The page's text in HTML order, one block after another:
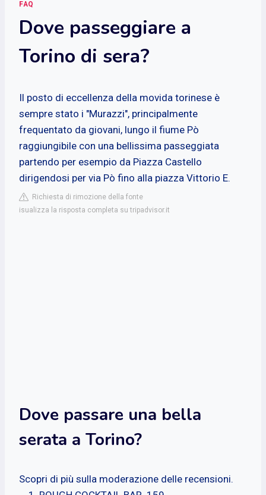
FAQ
Dove passeggiare a
Torino di sera?
Il posto di eccellenza della movida torinese è
sempre stato i "Murazzi", principalmente
frequentato da giovani, lungo il fiume Pò
raggiungibile con una bellissima passeggiata
partendo per esempio da Piazza Castello
dirigendosi per via Pò fino alla piazza Vittorio E.
Richiesta di rimozione della fonte
isualizza la risposta completa su tripadvisor.it
Dove passare una bella
serata a Torino?
Scopri di più sulla moderazione delle recensioni.